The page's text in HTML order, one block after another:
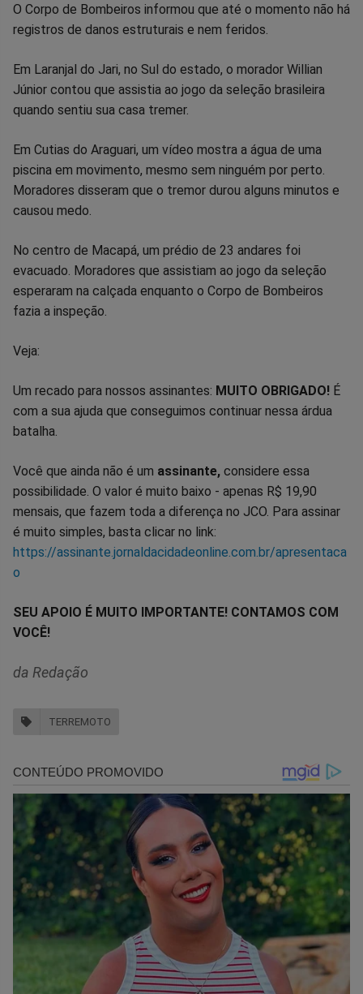
O Corpo de Bombeiros informou que até o momento não há
registros de danos estruturais e nem feridos.
Em Laranjal do Jari, no Sul do estado, o morador Willian
Júnior contou que assistia ao jogo da seleção brasileira
quando sentiu sua casa tremer.
Em Cutias do Araguari, um vídeo mostra a água de uma
piscina em movimento, mesmo sem ninguém por perto.
Moradores disseram que o tremor durou alguns minutos e
causou medo.
No centro de Macapá, um prédio de 23 andares foi
evacuado. Moradores que assistiam ao jogo da seleção
esperaram na calçada enquanto o Corpo de Bombeiros
fazia a inspeção.
Veja:
Um recado para nossos assinantes: MUITO OBRIGADO! É
com a sua ajuda que conseguimos continuar nessa árdua
batalha.
Você que ainda não é um assinante, considere essa
possibilidade. O valor é muito baixo - apenas R$ 19,90
mensais, que fazem toda a diferença no JCO. Para assinar
é muito simples, basta clicar no link:
https://assinante.jornaldacidadeonline.com.br/apresentaca
o
SEU APOIO É MUITO IMPORTANTE! CONTAMOS COM
VOCÊ!
da Redação
TERREMOTO